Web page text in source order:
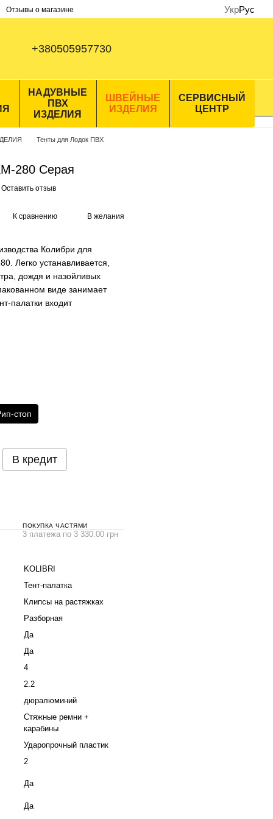
Отзывы о магазине УкрРус
+380505957730
НАДУВНЫЕ
ПВХ
ИЗДЕЛИЯ
ШВЕЙНЫЕ
ИЗДЕЛИЯ
СЕРВИСНЫЙ
ЦЕНТР
Тенты для Лодок ПВХ
280 Серая
Оставить отзыв
К сравнению В желания
Колибри для
Легко устанавливается,
дождя и назойливых
виде занимает
палатки входит
стоп
В кредит
ПОКУПКА ЧАСТЯМИ
3 платежа по 3 330.00 грн
KOLIBRI
Тент-палатка
Клипсы на растяжках
Разборная
Да
Да
4
2.2
дюралюминий
Стяжные ремни +
карабины
Ударопрочный пластик
2
Да
Да